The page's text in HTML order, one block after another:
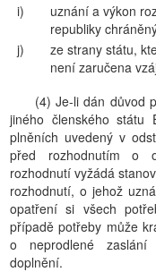
i)
uznání a výkon
republiky
j)
ze strany státu,
není zaručena
(4) Je-li dán důvod
jiného členského státu
plněních uvedený v
před rozhodnutím o
rozhodnutí vyžádá
rozhodnutí, o jehož
opatření si všech
případě potřeby může
o neprodlené zaslání
doplnění.